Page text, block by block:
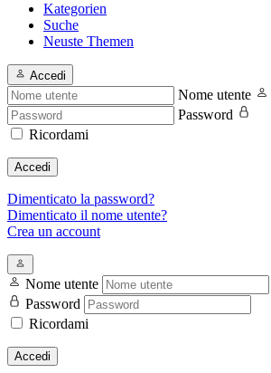
Kategorien
Suche
Neuste Themen
Accedi
Nome utente
Password
Ricordami
Accedi
Dimenticato la password?
Dimenticato il nome utente?
Crea un account
Nome utente
Password
Ricordami
Accedi